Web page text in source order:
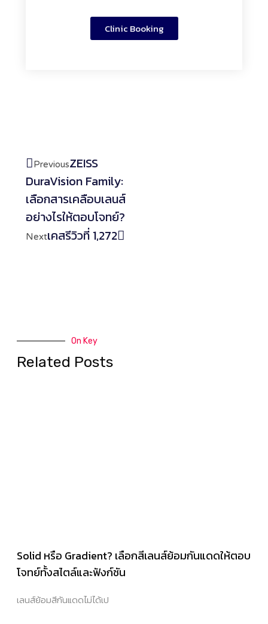
Clinic Booking
PreviousZEISS
DuraVision Family:
เลือกสารเคลือบเลนส์
อย่างไรให้ตอบโจทย์?
Nextเคสรีวิวที่ 1,272
On Key
Related Posts
Solid หรือ Gradient? เลือกสีเลนส์ย้อมกันแดดให้ตอบ
โจทย์ทั้งสไตล์และฟังก์ชัน
เลนส์ย้อมสีกันแดดไม่ได้เป